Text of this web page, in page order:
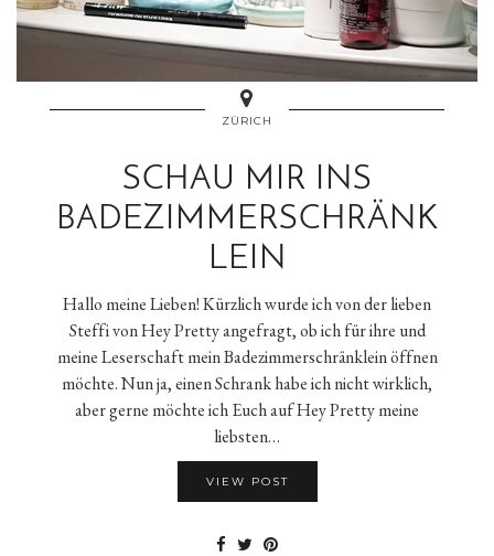
ZÜRICH
SCHAU MIR INS
BADEZIMMERSCHRÄNK
LEIN
Hallo meine Lieben! Kürzlich wurde ich von der lieben
Steffi von Hey Pretty angefragt, ob ich für ihre und
meine Leserschaft mein Badezimmerschränklein öffnen
möchte. Nun ja, einen Schrank habe ich nicht wirklich,
aber gerne möchte ich Euch auf Hey Pretty meine
liebsten…
VIEW POST